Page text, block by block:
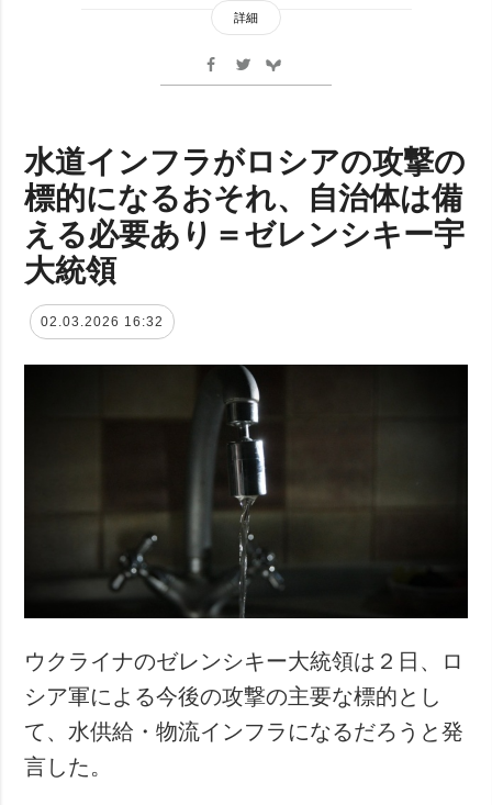
詳細
水道インフラがロシアの攻撃の
標的になるおそれ、自治体は備
える必要あり＝ゼレンシキー宇
大統領
02.03.2026 16:32
ウクライナのゼレンシキー大統領は２日、ロ
シア軍による今後の攻撃の主要な標的とし
て、水供給・物流インフラになるだろうと発
言した。